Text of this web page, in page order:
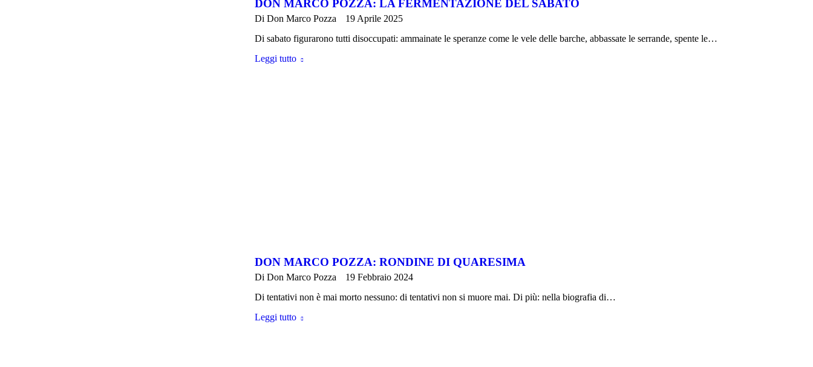
DON MARCO POZZA: LA FERMENTAZIONE DEL SABATO
Di Don Marco Pozza
19 Aprile 2025
Di sabato figurarono tutti disoccupati: ammainate le speranze come le vele delle barche, abbassate le serrande, spente le…
Leggi tutto
DON MARCO POZZA: RONDINE DI QUARESIMA
Di Don Marco Pozza
19 Febbraio 2024
Di tentativi non è mai morto nessuno: di tentativi non si muore mai. Di più: nella biografia di…
Leggi tutto